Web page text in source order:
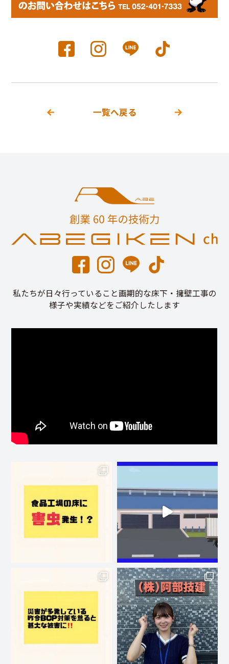
一覧へ戻る
私たちが日々行っていること画期的な床下・擁壁工事の
様子や実績などをご紹介したします